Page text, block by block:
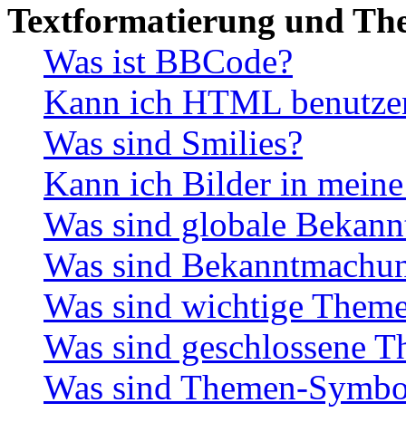
Textformatierung und
Was ist BBCode?
Kann ich HTML
Was sind Smilies?
Kann ich Bilder in
Was sind globale
Was sind
Was sind wichtige
Was sind geschlossene
Was sind Themen-